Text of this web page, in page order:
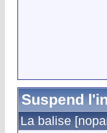
Suspend
La balise